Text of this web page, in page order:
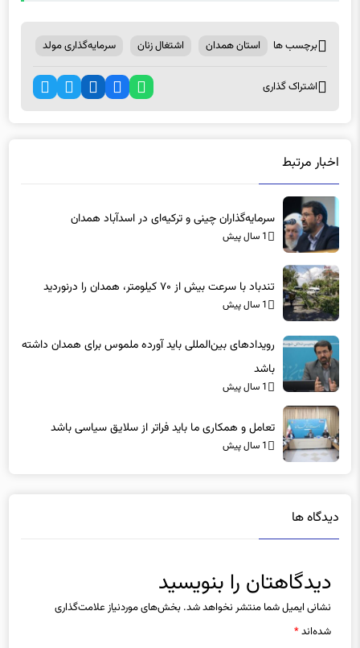
1 سال پیش
باشد
1 سال پیش
1 سال پیش
نشانی ایمیل شما منتشر نخواهد شد.بخش‌های موردنیاز علامت‌گذاری
شده‌اند*
دیدگاه*